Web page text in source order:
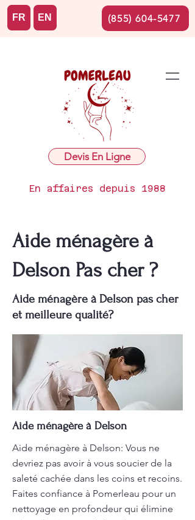
Devis En Ligne
En affaires depuis 1988
FR EN (855) 604-5477
Aide ménagère à
Delson Pas cher ?
Aide ménagère à Delson pas cher
et meilleure qualité?
Aide ménagère à Delson
Aide ménagère à Delson: Vous ne
devriez pas avoir à vous soucier de la
saleté cachée dans les coins et recoins.
Faites confiance à Pomerleau pour un
nettoyage en profondeur qui élimine